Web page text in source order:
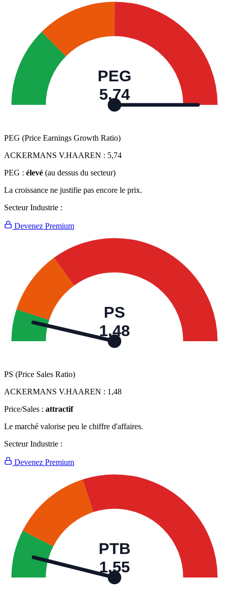
PEG
5,74
PEG (Price Earnings Growth Ratio)
ACKERMANS V.HAAREN : 5,74
PEG : élevé (au dessus du secteur)
La croissance ne justifie pas encore le prix.
Secteur Industrie :
Devenez Premium
PS
1,48
PS (Price Sales Ratio)
ACKERMANS V.HAAREN : 1,48
Price/Sales : attractif
Le marché valorise peu le chiffre d'affaires.
Secteur Industrie :
Devenez Premium
PTB
1,55